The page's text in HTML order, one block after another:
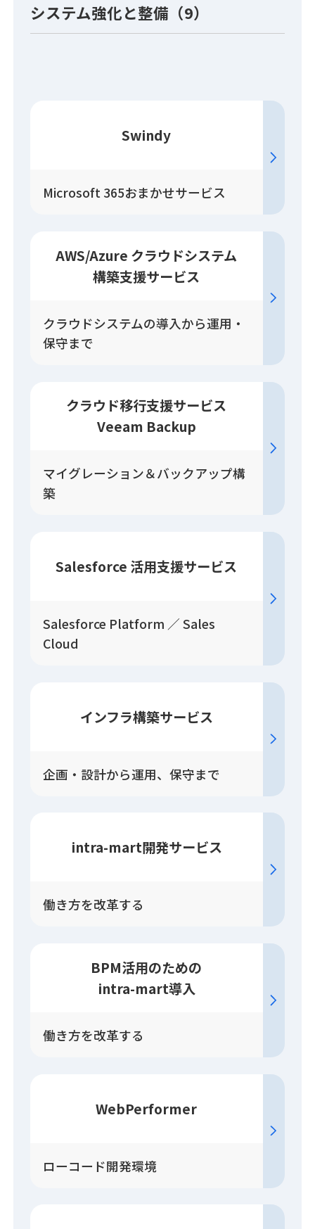
システム強化と整備（9）
Swindy
Microsoft 365おまかせサービス
AWS/Azure クラウドシステム
構築支援サービス
クラウドシステムの導入から運用・
保守まで
クラウド移行支援サービス
Veeam Backup
マイグレーション＆バックアップ構
築
Salesforce 活用支援サービス
Salesforce Platform ／ Sales
Cloud
インフラ構築サービス
企画・設計から運用、保守まで
intra-mart開発サービス
働き方を改革する
BPM活用のための
intra-mart導入
働き方を改革する
WebPerformer
ローコード開発環境